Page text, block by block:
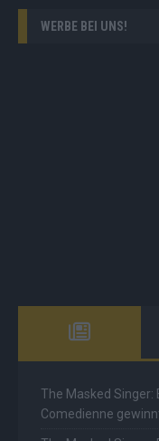
WERBE BEI UNS!
The Masked Singer:
Comedienne